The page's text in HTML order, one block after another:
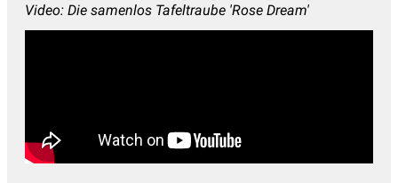
Video: Die samenlos Tafeltraube 'Rose Dream'